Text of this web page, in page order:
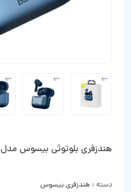
هندزفری بلوتوثی بیسوس مدل SIMU S1 Pro
دسته : هندزفری بیسوس